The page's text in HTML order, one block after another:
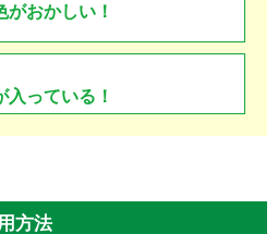
がおかしい！
入っている！
方法